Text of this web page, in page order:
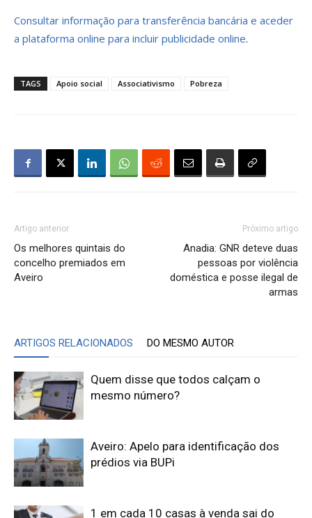
Consultar informação para transferência bancária e aceder
a plataforma online para incluir publicidade online.
TAGS Apoio social Associativismo Pobreza
Artigo anterior
Os melhores quintais do
concelho premiados em
Aveiro
Próximo artigo
Anadia: GNR deteve duas
pessoas por violência
doméstica e posse ilegal de
armas
ARTIGOS RELACIONADOS DO MESMO AUTOR
Quem disse que todos calçam o
mesmo número?
Aveiro: Apelo para identificação dos
prédios via BUPi
1 em cada 10 casas à venda sai do